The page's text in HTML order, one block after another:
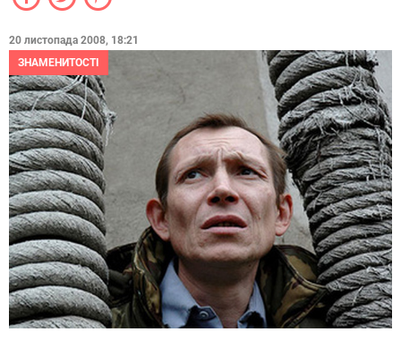
20 листопада 2008, 18:21
ЗНАМЕНИТОСТІ